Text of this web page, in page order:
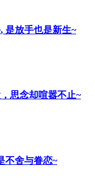
是放手也是新生~
思念却喧嚣不止~
不舍与眷恋~